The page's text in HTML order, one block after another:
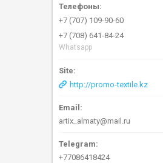
+7 (707) 109-90-60
+7 (708) 641-84-24
Whatsapp
http://promo-textile.kz
artix_almaty@mail.ru
+77086418424